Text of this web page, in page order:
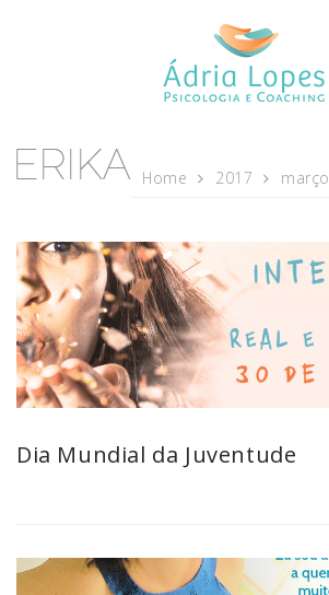
Home 2017 março
Dia Mundial da Juventude